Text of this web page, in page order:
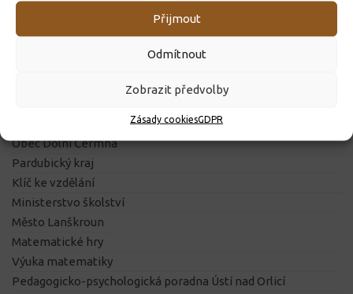
Přijmout
Odmítnout
Zobrazit předvolby
Zásady cookiesGDPR
Školská rada
Obec Dolní Čermná
Pardubický kraj
Klíč ke vzdělání
Ministerstvo školství
Město Lanškroun
Matematické hry
Výuka matematiky
Pedagogicko-psychologická poradna Ústí nad Orlicí